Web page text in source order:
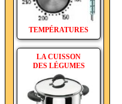
TEMPÉRATURES
LA CUISSON
DES LÉGUMES